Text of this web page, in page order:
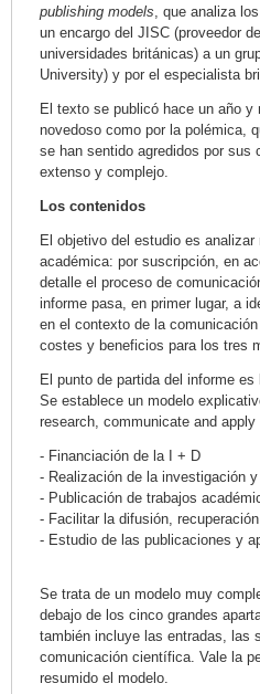
publishing models, que analiza
un encargo del JISC (proveedor
universidades británicas) a un
University) y por el especialista
El texto se publicó hace un año y
novedoso como por la polémica,
se han sentido agredidos por sus
extenso y complejo.
Los contenidos
El objetivo del estudio es
académica: por suscripción, en
detalle el proceso de
informe pasa, en primer lugar, a
en el contexto de la
costes y beneficios para los tres
El punto de partida del informe
Se establece un modelo
research, communicate and
- Financiación de la I + D
- Realización de la investigación
- Publicación de trabajos
- Facilitar la difusión,
- Estudio de las publicaciones y
Se trata de un modelo muy
debajo de los cinco grandes
también incluye las entradas, las
comunicación científica. Vale la
resumido el modelo.